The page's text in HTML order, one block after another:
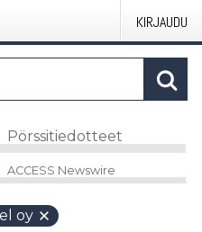
KIRJAUDU
Pörssitiedotteet
ACCESS Newswire
oy